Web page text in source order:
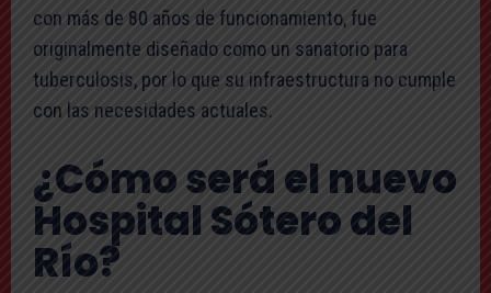
con más de 80 años de funcionamiento, fue
originalmente diseñado como un sanatorio para
tuberculosis, por lo que su infraestructura no cumple
con las necesidades actuales.
¿Cómo será el nuevo
Hospital Sótero del
Río?